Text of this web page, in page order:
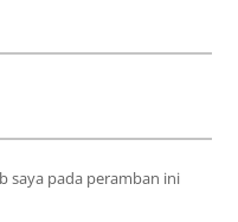
saya pada peramban ini